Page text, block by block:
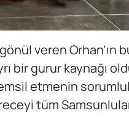
veren Orhan’ın
bir gurur kaynağı
etmenin
tüm